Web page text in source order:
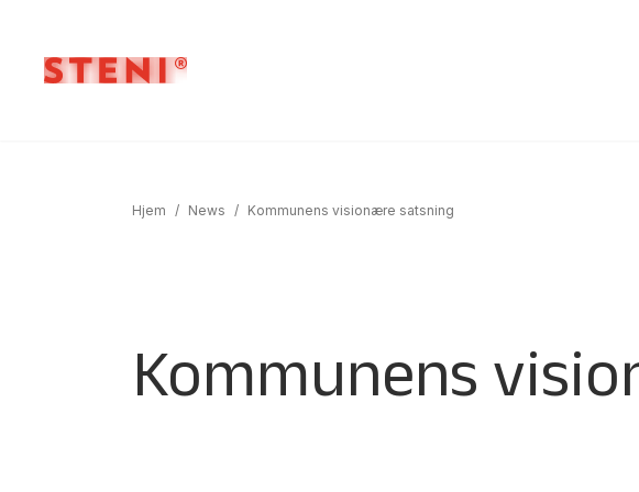
Hjem / News / Kommunens visionære satsning
Kommunens